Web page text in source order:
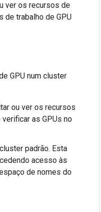
ver os recursos de
de trabalho de GPU
GPU num cluster
ou ver os recursos
as GPUs no
padrão. Esta
acesso às
de nomes do